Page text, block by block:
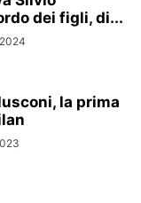
dei figli, di...
la prima